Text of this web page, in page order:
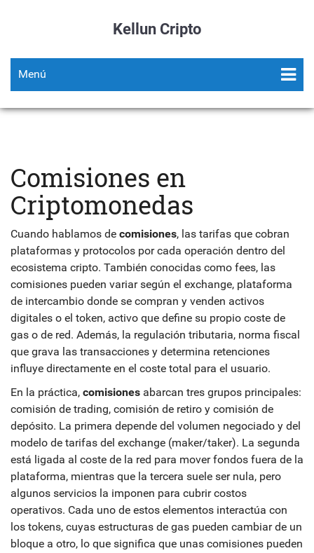
Kellun Cripto
Menú
Comisiones en
Criptomonedas
Cuando hablamos de comisiones, las tarifas que cobran
plataformas y protocolos por cada operación dentro del
ecosistema cripto. También conocidas como fees, las
comisiones pueden variar según el exchange, plataforma
de intercambio donde se compran y venden activos
digitales o el token, activo que define su propio coste de
gas o de red. Además, la regulación tributaria, norma fiscal
que grava las transacciones y determina retenciones
influye directamente en el coste total para el usuario.
En la práctica, comisiones abarcan tres grupos principales:
comisión de trading, comisión de retiro y comisión de
depósito. La primera depende del volumen negociado y del
modelo de tarifas del exchange (maker/taker). La segunda
está ligada al coste de la red para mover fondos fuera de la
plataforma, mientras que la tercera suele ser nula, pero
algunos servicios la imponen para cubrir costos
operativos. Cada uno de estos elementos interactúa con
los tokens, cuyas estructuras de gas pueden cambiar de un
bloque a otro, lo que significa que unas comisiones pueden